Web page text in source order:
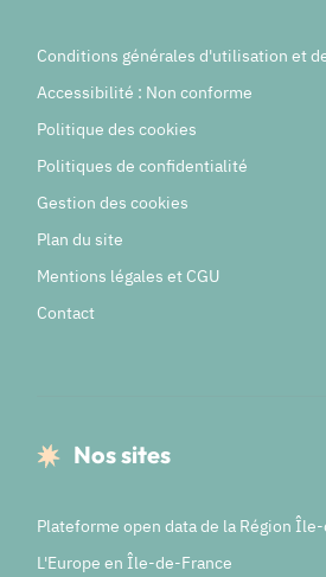
Conditions générales d'utilisation et
Accessibilité : Non conforme
Politique des cookies
Politiques de confidentialité
Gestion des cookies
Plan du site
Mentions légales et CGU
Contact
Nos sites
Plateforme open data de la Région
L'Europe en Île-de-France